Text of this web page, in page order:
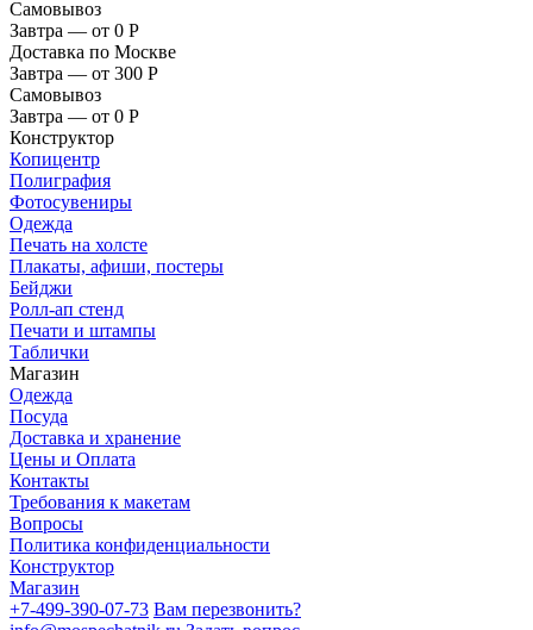
Самовывоз
Завтра — от 0 Р
Доставка по Москве
Завтра — от 300 Р
Самовывоз
Завтра — от 0 Р
Конструктор
Копицентр
Полиграфия
Фотосувениры
Одежда
Печать на холсте
Плакаты, афиши, постеры
Бейджи
Ролл-ап стенд
Печати и штампы
Таблички
Магазин
Одежда
Посуда
Доставка и хранение
Цены и Оплата
Контакты
Требования к макетам
Вопросы
Политика конфиденциальности
Конструктор
Магазин
+7-499-390-07-73 Вам перезвонить?